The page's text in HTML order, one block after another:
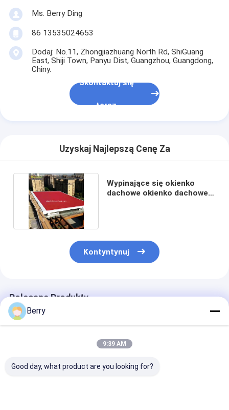
Ms. Berry Ding
86 13535024653
Dodaj: No.11, Zhongjiazhuang North Rd, ShiGuang
East, Shiji Town, Panyu Dist, Guangzhou, Guangdong,
Chiny.
Skontaktuj się
teraz
Uzyskaj Najlepszą Cenę Za
Wypinające się okienko
dachowe okienko dachowe
Kontyntynuj
Polecane Produkty
Berry
9:39 AM
Good day, what product are you looking for?